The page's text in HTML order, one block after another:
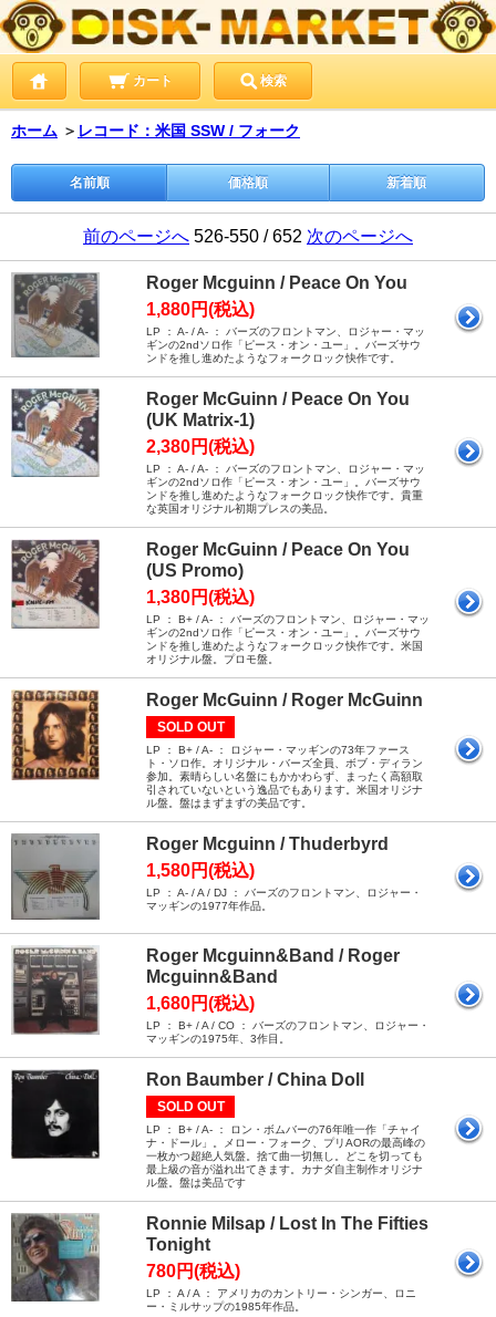
カート 検索
ホーム ＞ レコード：米国 SSW / フォーク
名前順 価格順 新着順
前のページへ 526-550 / 652 次のページへ
Roger Mcguinn / Peace On You
1,880円(税込)
LP ： A- / A- ： バーズのフロントマン、ロジャー・マッ
ギンの2ndソロ作「ピース・オン・ユー」。バーズサウ
ンドを推し進めたようなフォークロック快作です。
Roger McGuinn / Peace On You
(UK Matrix-1)
2,380円(税込)
LP ： A- / A- ： バーズのフロントマン、ロジャー・マッ
ギンの2ndソロ作「ピース・オン・ユー」。バーズサウ
ンドを推し進めたようなフォークロック快作です。貴重
な英国オリジナル初期プレスの美品。
Roger McGuinn / Peace On You
(US Promo)
1,380円(税込)
LP ： B+ / A- ： バーズのフロントマン、ロジャー・マッ
ギンの2ndソロ作「ピース・オン・ユー」。バーズサウ
ンドを推し進めたようなフォークロック快作です。米国
オリジナル盤。プロモ盤。
Roger McGuinn / Roger McGuinn
SOLD OUT
LP ： B+ / A- ： ロジャー・マッギンの73年ファース
ト・ソロ作。オリジナル・バーズ全員、ボブ・ディラン
参加。素晴らしい名盤にもかかわらず、まったく高額取
引されていないという逸品でもあります。米国オリジナ
ル盤。盤はまずまずの美品です。
Roger Mcguinn / Thuderbyrd
1,580円(税込)
LP ： A- / A / DJ ： バーズのフロントマン、ロジャー・
マッギンの1977年作品。
Roger Mcguinn&Band / Roger
Mcguinn&Band
1,680円(税込)
LP ： B+ / A / CO ： バーズのフロントマン、ロジャー・
マッギンの1975年、3作目。
Ron Baumber / China Doll
SOLD OUT
LP ： B+ / A- ： ロン・ボムバーの76年唯一作「チャイ
ナ・ドール」。メロー・フォーク、プリAORの最高峰の
一枚かつ超絶人気盤。捨て曲一切無し。どこを切っても
最上級の音が溢れ出てきます。カナダ自主制作オリジナ
ル盤。盤は美品です
Ronnie Milsap / Lost In The Fifties
Tonight
780円(税込)
LP ： A / A ： アメリカのカントリー・シンガー、ロニ
ー・ミルサップの1985年作品。